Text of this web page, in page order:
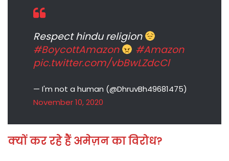
Respect hindu religion
#BoycottAmazon
#Amazon
pic.twitter.com/vbBwLZdcCl
— I'm not a human (@DhruvBh49681475)
November 10, 2020
क्‍यों कर रहे हैं अमेज़न का विरोध?